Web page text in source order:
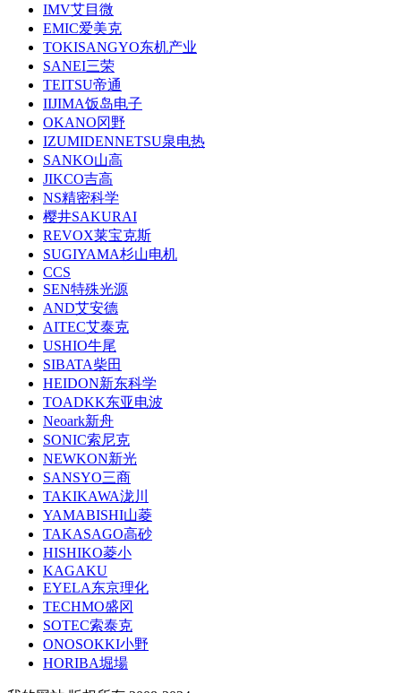
IMV艾目微
EMIC爱美克
TOKISANGYO东机产业
SANEI三荣
TEITSU帝通
IIJIMA饭岛电子
OKANO冈野
IZUMIDENNETSU泉电热
SANKO山高
JIKCO吉高
NS精密科学
樱井SAKURAI
REVOX莱宝克斯
SUGIYAMA杉山电机
CCS
SEN特殊光源
AND艾安德
AITEC艾泰克
USHIO牛尾
SIBATA柴田
HEIDON新东科学
TOADKK东亚电波
Neoark新舟
SONIC索尼克
NEWKON新光
SANSYO三商
TAKIKAWA泷川
YAMABISHI山菱
TAKASAGO高砂
HISHIKO菱小
KAGAKU
EYELA东京理化
TECHMO盛冈
SOTEC索泰克
ONOSOKKI小野
HORIBA堀場